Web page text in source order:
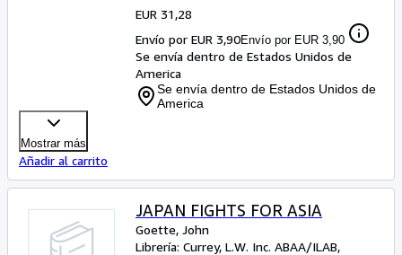
EUR 31,28
Envío por EUR 3,90Envío por EUR 3,90
Se envía dentro de Estados Unidos de
America
Se envía dentro de Estados Unidos de
America
Mostrar más
Añadir al carrito
JAPAN FIGHTS FOR ASIA
Goette, John
Librería: Currey, L.W. Inc. ABAA/ILAB,